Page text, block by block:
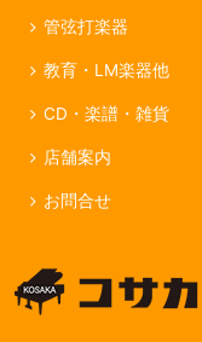
管弦打楽器
教育・LM楽器他
CD・楽譜・雑貨
店舗案内
お問合せ